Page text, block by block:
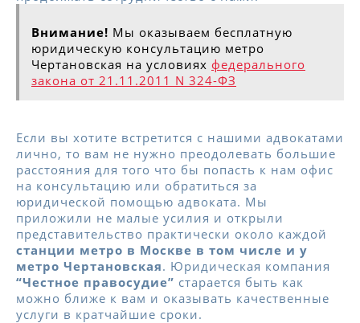
Внимание! Мы оказываем бесплатную
юридическую консультацию метро
Чертановская на условиях федерального
закона от 21.11.2011 N 324-ФЗ
Если вы хотите встретится с нашими адвокатами
лично, то вам не нужно преодолевать большие
расстояния для того что бы попасть к нам офис
на консультацию или обратиться за
юридической помощью адвоката. Мы
приложили не малые усилия и открыли
представительство практически около каждой
станции метро в Москве в том числе и у
метро Чертановская. Юридическая компания
“Честное правосудие” старается быть как
можно ближе к вам и оказывать качественные
услуги в кратчайшие сроки.